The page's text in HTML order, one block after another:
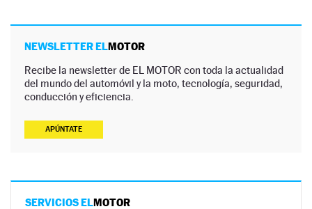
NEWSLETTER ELMOTOR
Recibe la newsletter de EL MOTOR con toda la actualidad
del mundo del automóvil y la moto, tecnología, seguridad,
conducción y eficiencia.
APÚNTATE
SERVICIOS ELMOTOR